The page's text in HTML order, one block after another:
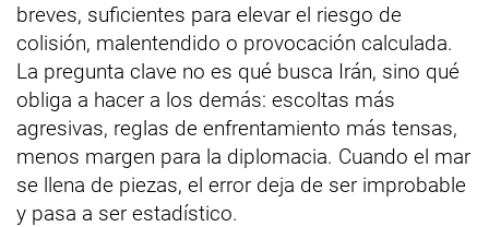
breves, suficientes para elevar el riesgo de
colisión, malentendido o provocación calculada.
La pregunta clave no es qué busca Irán, sino qué
obliga a hacer a los demás: escoltas más
agresivas, reglas de enfrentamiento más tensas,
menos margen para la diplomacia. Cuando el mar
se llena de piezas, el error deja de ser improbable
y pasa a ser estadístico.